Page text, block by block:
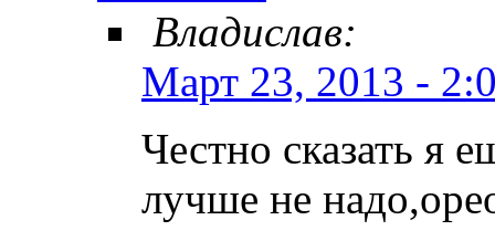
Владислав:
Март 23, 2013 -
Честно сказать я
лучше не